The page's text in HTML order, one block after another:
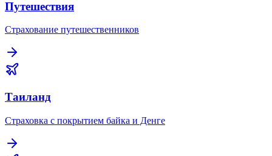
Путешествия
Страхование путешественников
Таиланд
Страховка с покрытием байка и Денге